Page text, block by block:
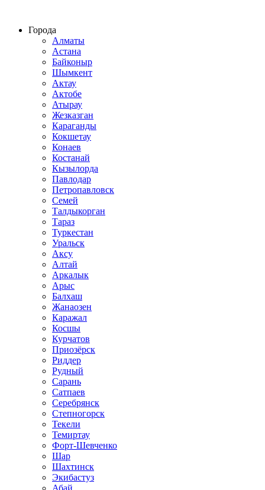
Города
Алматы
Астана
Байконыр
Шымкент
Актау
Актобе
Атырау
Жезказган
Караганды
Кокшетау
Конаев
Костанай
Кызылорда
Павлодар
Петропавловск
Семей
Талдыкорган
Тараз
Туркестан
Уральск
Аксу
Алтай
Аркалык
Арыс
Балхаш
Жанаозен
Каражал
Косшы
Курчатов
Приозёрск
Риддер
Рудный
Сарань
Сатпаев
Серебрянск
Степногорск
Текели
Темиртау
Форт-Шевченко
Шар
Шахтинск
Экибастуз
Абай